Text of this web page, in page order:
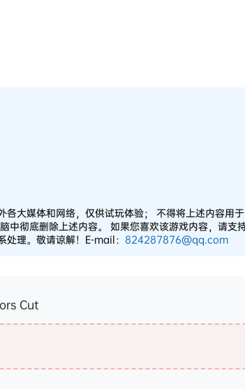
大媒体和网络，仅供试玩体验； 不得将上述内容用
彻底删除上述内容。 如果您喜欢该游戏内容，请支
理。敬请谅解！E-mail： 824287876@qq.com
Cut